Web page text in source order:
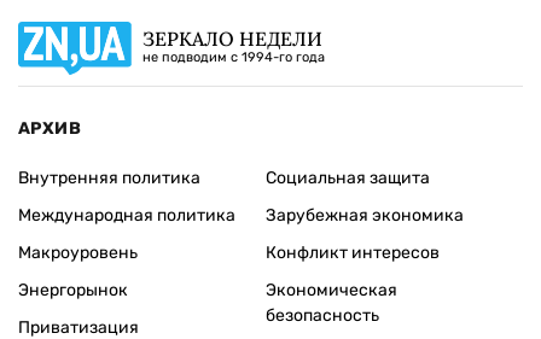
ЗЕРКАЛО НЕДЕЛИ
не подводим с 1994-го года
АРХИВ
Внутренняя политика
Международная политика
Макроуровень
Энергорынок
Приватизация
Социальная защита
Зарубежная экономика
Конфликт интересов
Экономическая
безопасность